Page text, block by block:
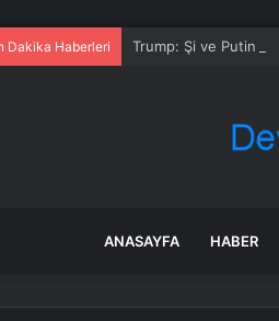
Dakika Haberleri Trump: Şi ve Putin
ANASAYFA HABER